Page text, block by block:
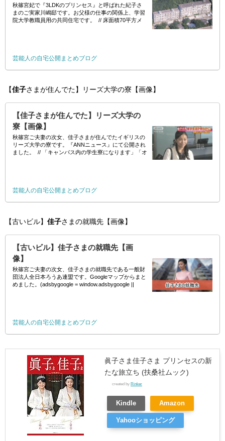
秋篠宮妃で『3LDKのプリンセス』と呼ばれた紀子さ
まのご実家川嶋邸です。お父様の仕事の関係上、学習
院大学教職員用の共同住宅です。 // 床面積70平方メ
芸能人の自宅公開まとめブログ
【佳子さまが住んでた】リーズ大学の寮【画像】
【佳子さまが住んでた】リーズ大学の
寮【画像】
秋篠宮ご夫妻の次女、佳子さまが住んでたイギリスの
リーズ大学の寮です。『ANNニュース』にて公開され
ました。 // 「キャンパス内の学生寮になります」「オ
芸能人の自宅公開まとめブログ
【古いビル】 佳子さまの就職先【画像】
【古いビル】佳子さまの就職先【画
像】
秋篠宮ご夫妻の次女、佳子さまの就職先である一般財
団法人全日本ろうあ連盟です。Googleマップからまと
めました。(adsbygoogle = window.adsbygoogle ||
芸能人の自宅公開まとめブログ
眞子さま佳子さま プリンセスの新
たな旅立ち (扶桑社ムック)
created by Rinker
Kindle Amazon
Yahooショッピング